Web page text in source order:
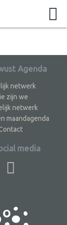
Agenda
netwerk
zijn we
netwerk
maandagenda
media